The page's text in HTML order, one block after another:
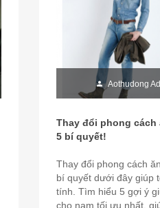
Aothudong
Thay đổi phong cách
5 bí quyết!
Thay đổi phong cách
bí quyết dưới đây giúp
tính. Tìm hiểu 5 gợi ý
cho nam tối ưu nhất,